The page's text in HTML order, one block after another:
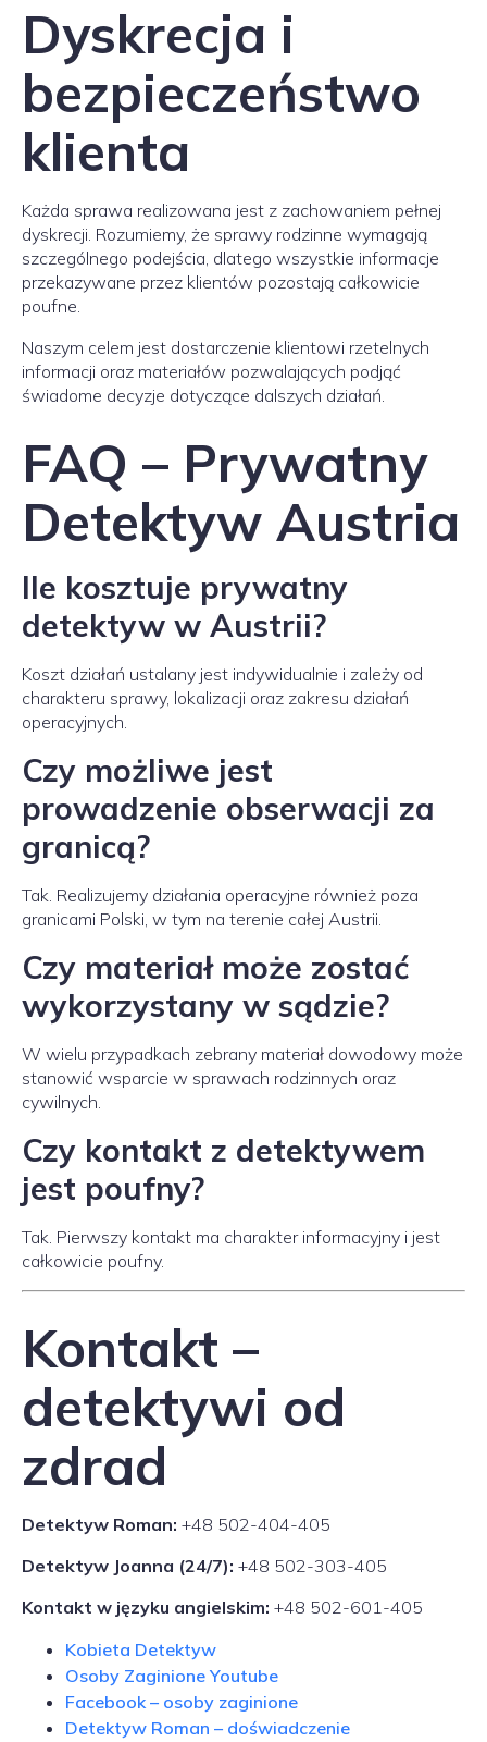
Dyskrecja i
bezpieczeństwo
klienta
Każda sprawa realizowana jest z zachowaniem pełnej
dyskrecji. Rozumiemy, że sprawy rodzinne wymagają
szczególnego podejścia, dlatego wszystkie informacje
przekazywane przez klientów pozostają całkowicie
poufne.
Naszym celem jest dostarczenie klientowi rzetelnych
informacji oraz materiałów pozwalających podjąć
świadome decyzje dotyczące dalszych działań.
FAQ – Prywatny
Detektyw Austria
Ile kosztuje prywatny
detektyw w Austrii?
Koszt działań ustalany jest indywidualnie i zależy od
charakteru sprawy, lokalizacji oraz zakresu działań
operacyjnych.
Czy możliwe jest
prowadzenie obserwacji za
granicą?
Tak. Realizujemy działania operacyjne również poza
granicami Polski, w tym na terenie całej Austrii.
Czy materiał może zostać
wykorzystany w sądzie?
W wielu przypadkach zebrany materiał dowodowy może
stanowić wsparcie w sprawach rodzinnych oraz
cywilnych.
Czy kontakt z detektywem
jest poufny?
Tak. Pierwszy kontakt ma charakter informacyjny i jest
całkowicie poufny.
Kontakt –
detektywi od
zdrad
Detektyw Roman: +48 502-404-405
Detektyw Joanna (24/7): +48 502-303-405
Kontakt w języku angielskim: +48 502-601-405
Kobieta Detektyw
Osoby Zaginione Youtube
Facebook – osoby zaginione
Detektyw Roman – doświadczenie